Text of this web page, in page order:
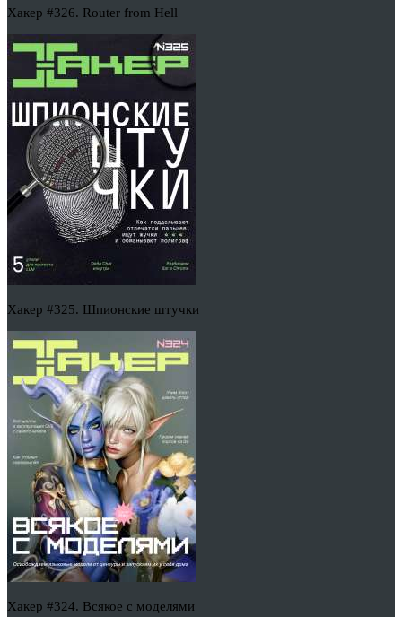
Хакер #326. Router from Hell
Хакер #325. Шпионские штучки
Хакер #324. Всякое с моделями